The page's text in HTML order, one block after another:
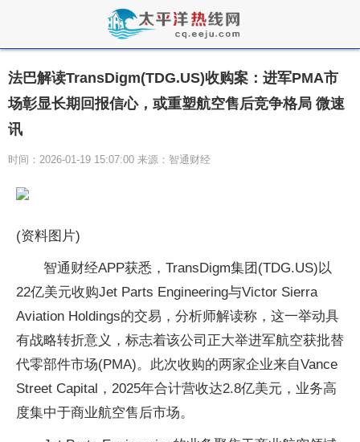
法巴解读TransDigm(TDG.US)收购案：进军PMA市
场彰显长期回报信心，或重塑航空售后竞争格局 微速
讯
时间：2026-01-19 15:07:00 来源：智通财经
(资料图片)
智通财经APP获悉，TransDigm集团(TDG.US)以
22亿美元收购Jet Parts Engineering与Victor Sierra
Aviation Holdings的交易，分析师解读称，这一举动具
有战略转折意义，标志着该公司正大举进军航空获批替
代零部件市场(PMA)。此次收购的两家企业来自Vance
Street Capital，2025年合计营收达2.8亿美元，业务高
度集中于商业航空售后市场。